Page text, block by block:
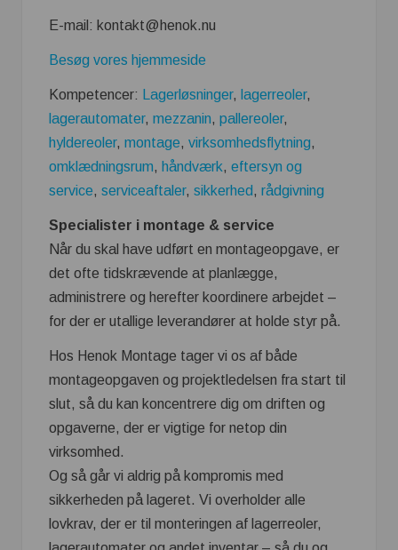
E-mail: kontakt@henok.nu
Besøg vores hjemmeside
Kompetencer: Lagerløsninger, lagerreoler,
lagerautomater, mezzanin, pallereoler,
hyldereoler, montage, virksomhedsflytning,
omklædningsrum, håndværk, eftersyn og
service, serviceaftaler, sikkerhed, rådgivning
Specialister i montage & service
Når du skal have udført en montageopgave, er
det ofte tidskrævende at planlægge,
administrere og herefter koordinere arbejdet –
for der er utallige leverandører at holde styr på.
Hos Henok Montage tager vi os af både
montageopgaven og projektledelsen fra start til
slut, så du kan koncentrere dig om driften og
opgaverne, der er vigtige for netop din
virksomhed.
Og så går vi aldrig på kompromis med
sikkerheden på lageret. Vi overholder alle
lovkrav, der er til monteringen af lagerreoler,